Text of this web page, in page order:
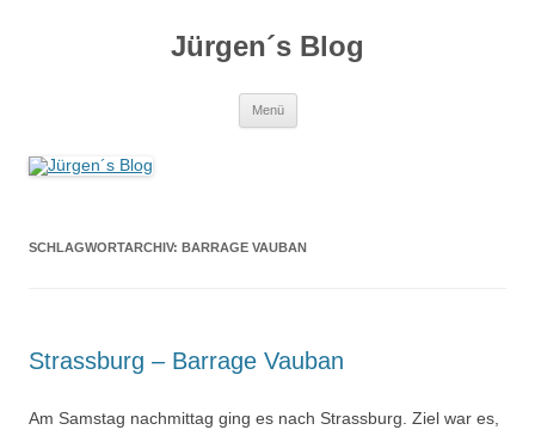
Jürgen´s Blog
Menü
SCHLAGWORTARCHIV: BARRAGE VAUBAN
Strassburg – Barrage Vauban
Am Samstag nachmittag ging es nach Strassburg. Ziel war es,